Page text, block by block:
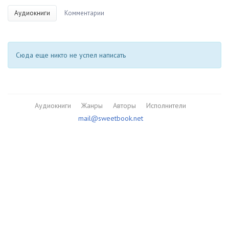
Аудиокниги Комментарии
Сюда еще никто не успел написать
Аудиокниги Жанры Авторы
Исполнители
mail@sweetbook.net